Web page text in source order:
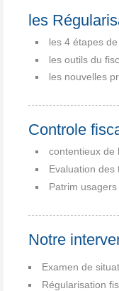
les
les 4 étapes
les outils du
les nouvelles
Controle
contentieux de
Evaluation des
Patrim usagers
Notre
Examen de
Régularisation